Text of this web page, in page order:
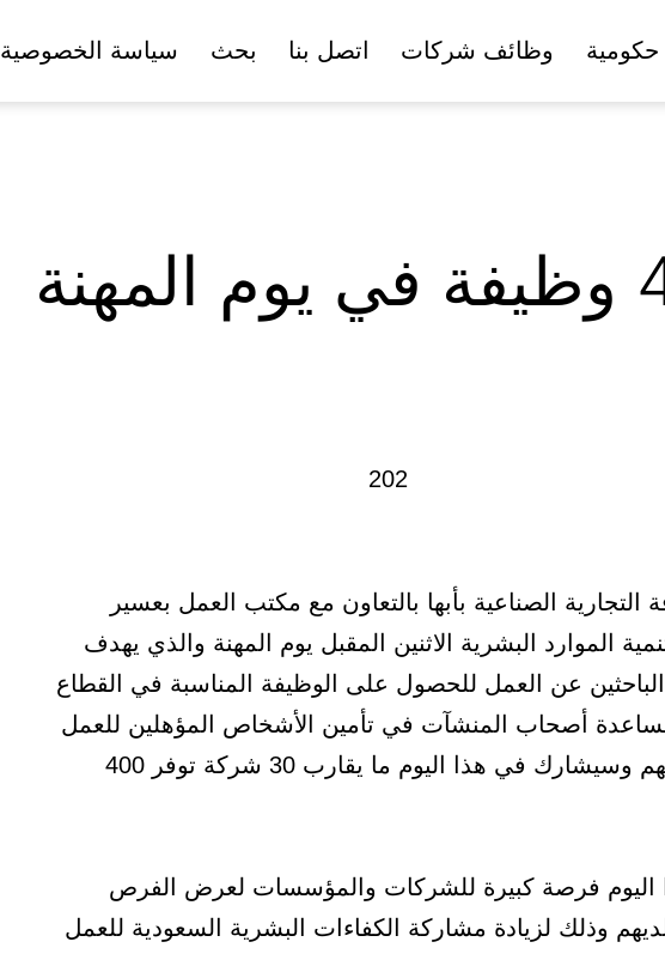
وظائف شركات اتصل بنا بحث سياسة الخصوصية
التجارية الصناعية بأبها بالتعاون مع مكتب العمل بعسير
الموارد البشرية الاثنين المقبل يوم المهنة والذي يهدف
عن العمل للحصول على الوظيفة المناسبة في القطاع
أصحاب المنشآت في تأمين الأشخاص المؤهلين للعمل
في منشآتهم وسيشارك في هذا اليوم ما يقارب 30 شركة توفر 400
اليوم فرصة كبيرة للشركات والمؤسسات لعرض الفرص
لديهم وذلك لزيادة مشاركة الكفاءات البشرية السعودية للعمل